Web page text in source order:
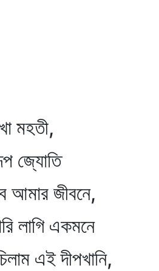
মহতী,
জ্যোতি
জীবনে,
একমনে
দীপখানি,